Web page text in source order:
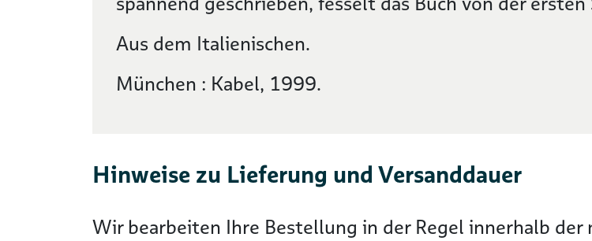
Aus dem Italienischen.
München : Kabel, 1999.
Hinweise zu Lieferung und Versanddauer
Wir bearbeiten Ihre Bestellung in der Regel innerhalb